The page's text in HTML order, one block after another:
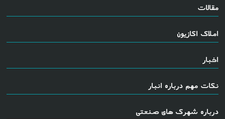
مقالات
املاک اکازیون
اخبار
نکات مهم درباره انبار
درباره شهرک های صنعتی